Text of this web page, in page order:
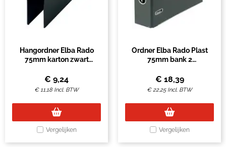
Hangordner Elba Rado
75mm karton zwart
€ 9,24
€11,18 Incl. BTW
Vergelijken
Ordner Elba Rado Plast
75mm bank 2
€ 18,39
€22,25 Incl. BTW
Vergelijken